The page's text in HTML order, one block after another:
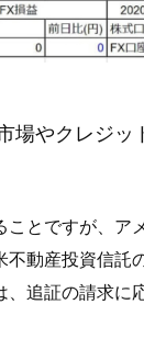
場やクレジッ
ことですが、ア
不動産投資信託
、追証の請求に